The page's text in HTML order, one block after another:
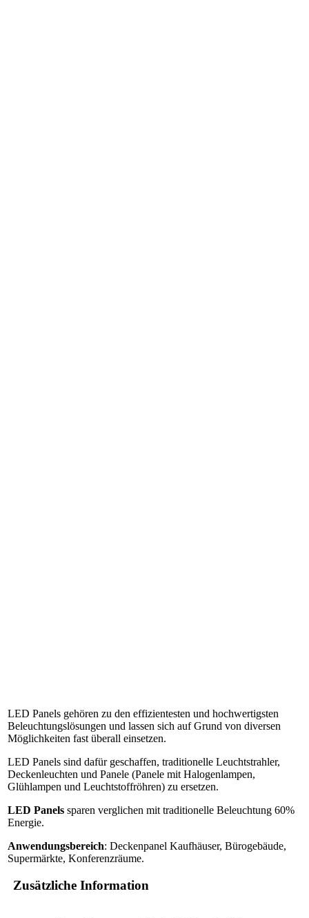
LED Panels gehören zu den effizientesten und hochwertigsten
Beleuchtungslösungen und lassen sich auf Grund von diversen
Möglichkeiten fast überall einsetzen.
LED Panels sind dafür geschaffen, traditionelle Leuchtstrahler,
Deckenleuchten und Panele (Panele mit Halogenlampen,
Glühlampen und Leuchtstoffröhren) zu ersetzen.
LED Panels sparen verglichen mit traditionelle Beleuchtung 60%
Energie.
Anwendungsbereich: Deckenpanel Kaufhäuser, Bürogebäude,
Supermärkte, Konferenzräume.
Zusätzliche Information